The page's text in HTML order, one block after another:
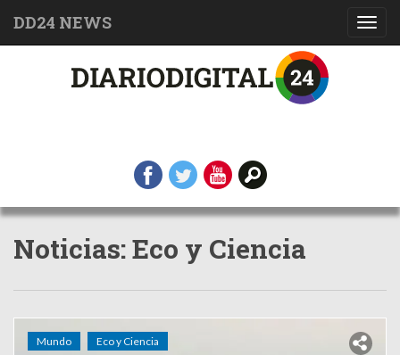
DD24 NEWS
Noticias: Eco y Ciencia
Mundo Eco y Ciencia